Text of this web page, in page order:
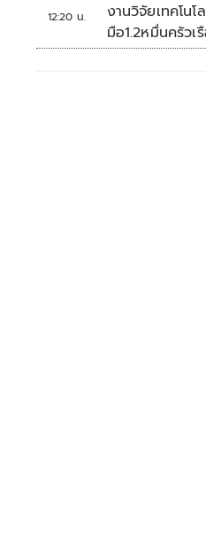
12:20 น.
งานวิจัยเทคโน
มือ1.2หมื่นครัวเ
เดือน